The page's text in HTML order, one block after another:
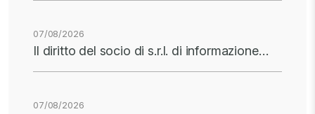
07/08/2026
Il diritto del socio di s.r.l. di informazione…
07/08/2026